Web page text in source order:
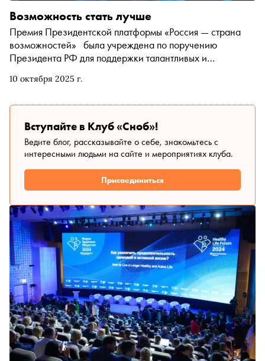
10 октября 2025 г.
Возможность стать лучше
Премия Президентской платформы «Россия — страна
возможностей» была учреждена по поручению
Президента РФ для поддержки талантливых и
положительным изменениям в обществе. Рассказываем
одна идея может изменить жизнь других людей и
вдохновить на новые свершения
Вступайте в Клуб «Сноб»!
Ведите блог, рассказывайте о себе, знакомьтесь с
интересными людьми на сайте и мероприятиях клуба.
Присоединиться